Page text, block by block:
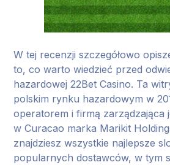
W tej recenzji szczegółowo
to, co warto wiedzieć przed
hazardowej 22Bet Casino. Ta
polskim rynku hazardowym w
operatorem i firmą zarządzająca
w Curacao marka Marikit
znajdziesz wszystkie najlepsze
popularnych dostawców, w tym